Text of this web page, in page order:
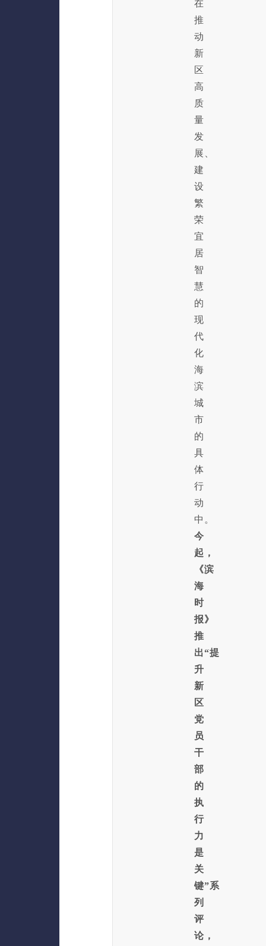
在
推
动
新
区
高
质
量
发
展、
建
设
繁
荣
宜
居
智
慧
的
现
代
化
海
滨
城
市
的
具
体
行
动
中。
今
起，
《滨
海
时
报》
推
出“提
升
新
区
党
员
干
部
的
执
行
力
是
关
键”系
列
评
论，